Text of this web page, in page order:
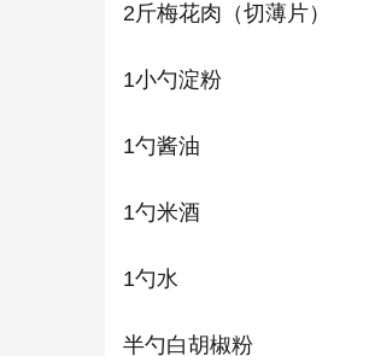
2斤梅花肉（切薄片）
1小勺淀粉
1勺酱油
1勺米酒
1勺水
半勺白胡椒粉